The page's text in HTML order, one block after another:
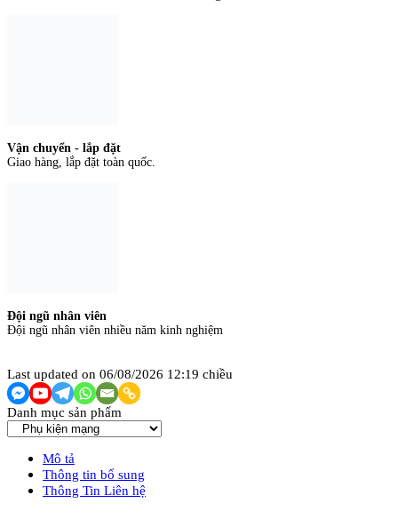
Vận chuyển - lắp đặt
Giao hàng, lắp đặt toàn quốc.
Đội ngũ nhân viên
Đội ngũ nhân viên nhiều năm kinh nghiệm
Last updated on 06/08/2026 12:19 chiều
Danh mục sản phẩm
Mô tả
Thông tin bổ sung
Thông Tin Liên hệ